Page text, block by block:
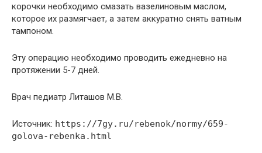
корочки необходимо смазать вазелиновым маслом,
которое их размягчает, а затем аккуратно снять ватным
тампоном.
Эту операцию необходимо проводить ежедневно на
протяжении 5-7 дней.
Врач педиатр Литашов М.В.
Источник: https://7gy.ru/rebenok/normy/659-
golova-rebenka.html